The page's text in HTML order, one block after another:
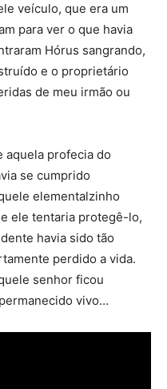
veículo, que era um
para ver o que havia
Hórus sangrando,
e o proprietário
de meu irmão ou
aquela profecia do
se cumprido
elementalzinho
ele tentaria protegê-lo,
havia sido tão
perdido a vida.
senhor ficou
vivo…